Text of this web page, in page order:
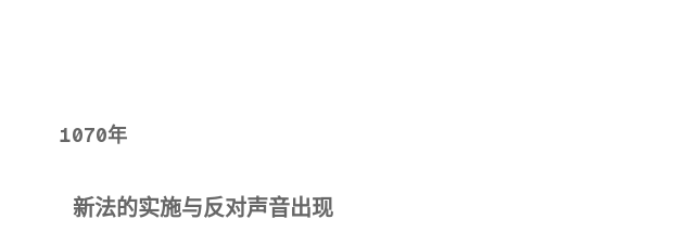
1070年
新法的实施与反对声音出现